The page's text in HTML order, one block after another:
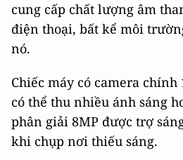
cung cấp chất lượng âm
điện thoại, bất kể môi
nó.
Chiếc máy có camera chính
có thể thu nhiều ánh sáng
phân giải 8MP được trợ
khi chụp nơi thiếu sáng.